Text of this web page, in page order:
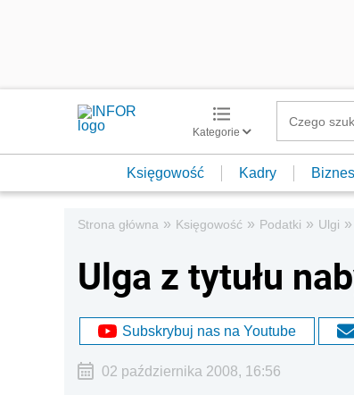
Kategorie
Księgowość Kadry Biznes
Strona główna » Księgowość » Podatki » Ulgi »
Ulga z tytułu
Subskrybuj nas na Youtube
02 października 2008, 16:56